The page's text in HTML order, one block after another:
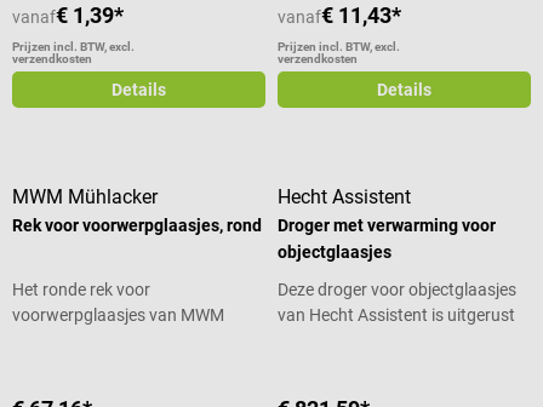
vanaf€ 1,39*
Prijzen incl. BTW, excl.
verzendkosten
Details
vanaf€ 11,43*
Prijzen incl. BTW, excl.
verzendkosten
Details
MWM Mühlacker
Rek voor voorwerpglaasjes, rond
Het ronde rek voor
voorwerpglaasjes van MWM
Hecht Assistent
Droger met verwarming voor
objectglaasjes
Deze droger voor objectglaasjes
van Hecht Assistent is uitgerust